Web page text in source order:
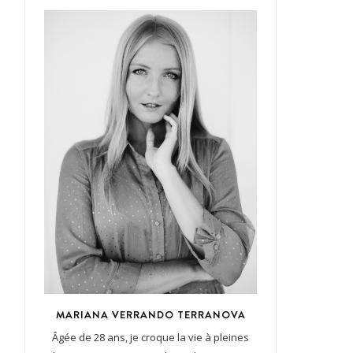
MARIANA VERRANDO TERRANOVA
Âgée de 28 ans, je croque la vie à pleines